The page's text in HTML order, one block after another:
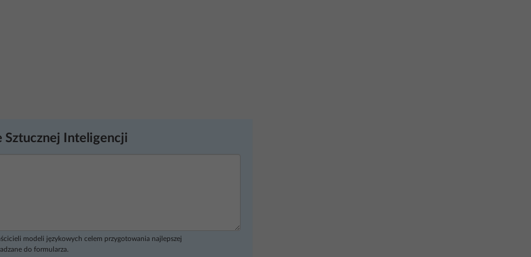
Sztucznej Inteligencji
modeli językowych celem przygotowania najlepszej
do formularza.